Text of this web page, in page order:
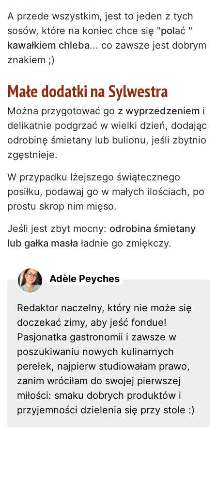
A przede wszystkim, jest to jeden z tych
sosów, które na koniec chce się "polać "
kawałkiem chleba... co zawsze jest dobrym
znakiem ;)
Małe dodatki na Sylwestra
Można przygotować go z wyprzedzeniem i
delikatnie podgrzać w wielki dzień, dodając
odrobinę śmietany lub bulionu, jeśli zbytnio
zgęstnieje.
W przypadku lżejszego świątecznego
posiłku, podawaj go w małych ilościach, po
prostu skrop nim mięso.
Jeśli jest zbyt mocny: odrobina śmietany
lub gałka masła ładnie go zmiękczy.
Adèle Peyches
Redaktor naczelny, który nie może się
doczekać zimy, aby jeść fondue!
Pasjonatka gastronomii i zawsze w
poszukiwaniu nowych kulinarnych
perełek, najpierw studiowałam prawo,
zanim wróciłam do swojej pierwszej
miłości: smaku dobrych produktów i
przyjemności dzielenia się przy stole :)